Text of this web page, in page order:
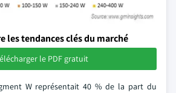
les tendances clés du marché
le PDF gratuit
W représentait 40 % de la part du